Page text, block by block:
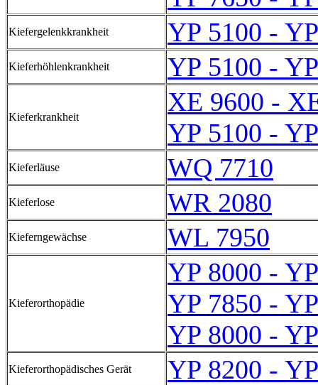
Kiefergelenkkrankheit YP 5100 -
Kieferhöhlenkrankheit YP 5100 -
Kieferkrankheit
XE 9600 -
YP 5100 -
Kieferläuse WQ 7710
Kieferlose WR 2080
Kieferngewächse WL 7950
Kieferorthopädie
YP 8000 -
YP 7850 -
YP 8000 -
Kieferorthopädisches Gerät YP 8200 -